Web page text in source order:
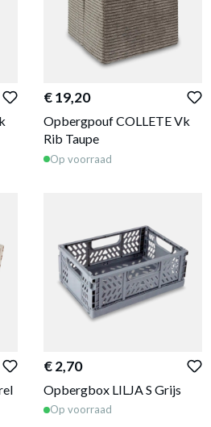
€ 19,20
Opbergpouf COLLETE Vk
Rib Taupe
Op voorraad
€ 2,70
Opbergbox LILJA S Grijs
Op voorraad